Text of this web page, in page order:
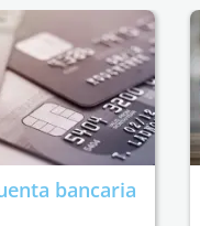
bancaria